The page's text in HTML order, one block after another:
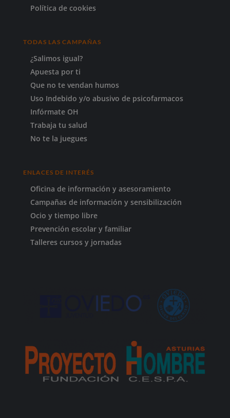
Política de cookies
TODAS LAS CAMPAÑAS
¿Salimos igual?
Apuesta por ti
Que no te vendan humos
Uso Indebido y/o abusivo de psicofarmacos
Infórmate OH
Trabaja tu salud
No te la juegues
ENLACES DE INTERÉS
Oficina de información y asesoramiento
Campañas de información y sensibilización
Ocio y tiempo libre
Prevención escolar y familiar
Talleres cursos y jornadas